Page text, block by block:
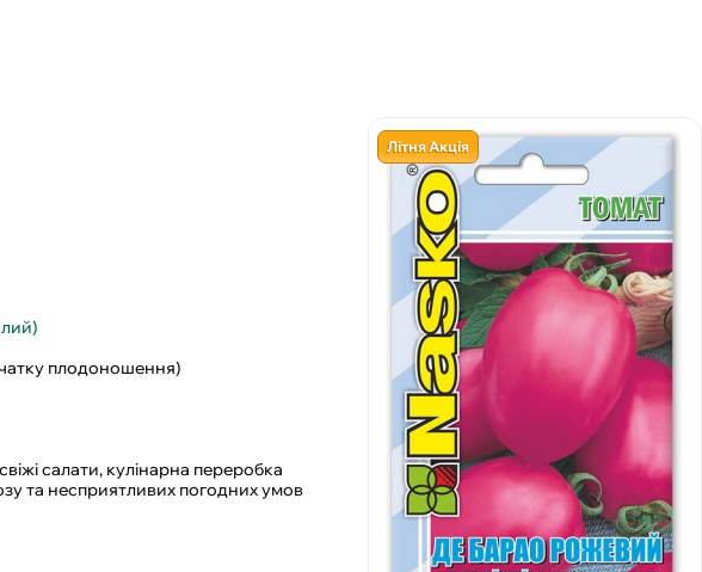
плодоношення)
салати, кулінарна переробка
та несприятливих погодних умов
Літня Акція